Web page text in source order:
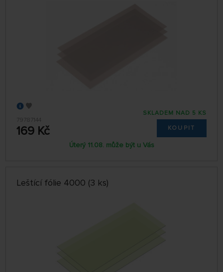
79787144
169 Kč
SKLADEM NAD 5 KS
KOUPIT
Úterý 11.08. může být u Vás
Leštící fólie 4000 (3 ks)